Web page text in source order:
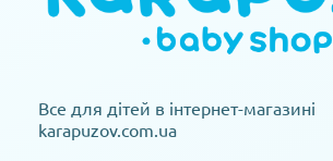
Все для дітей в інтернет-магазині
karapuzov.com.ua